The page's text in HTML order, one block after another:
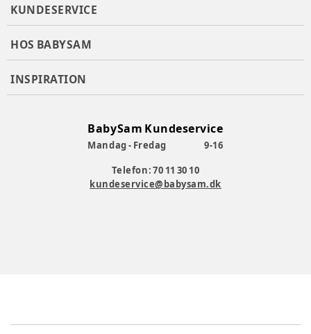
KUNDESERVICE
HOS BABYSAM
INSPIRATION
BabySam Kundeservice
Mandag - Fredag
9-16
Telefon: 70 11 30 10
kundeservice@babysam.dk